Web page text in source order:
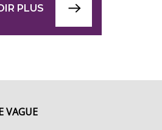
PLUS
VAGUE